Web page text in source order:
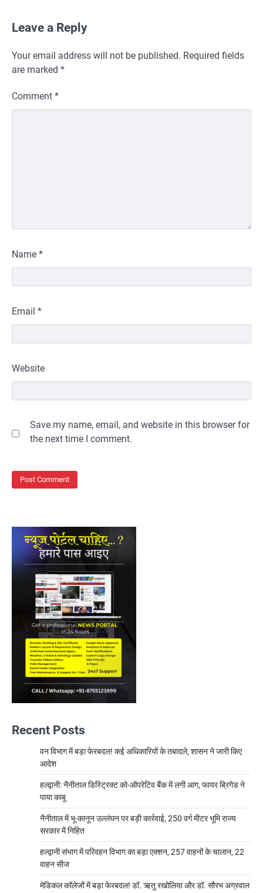
Leave a Reply
Your email address will not be published. Required fields
are marked *
Comment *
Name *
Email *
Website
Save my name, email, and website in this browser for
the next time I comment.
Recent Posts
वन विभाग में बड़ा फेरबदल! कई अधिकारियों के तबादले, शासन ने जारी किए
आदेश
हल्द्वानी: नैनीताल डिस्ट्रिक्ट को-ऑपरेटिव बैंक में लगी आग, फायर ब्रिगेड ने
पाया काबू
नैनीताल में भू-कानून उल्लंघन पर बड़ी कार्रवाई, 250 वर्ग मीटर भूमि राज्य
सरकार में निहित
हल्द्वानी संभाग में परिवहन विभाग का बड़ा एक्शन, 257 वाहनों के चालान, 22
वाहन सीज
मेडिकल कॉलेजों में बड़ा फेरबदल! डॉ. ऋतु रखोलिया और डॉ. सौरभ अग्रवाल